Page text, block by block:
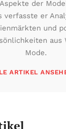
der
verfasste er
und
aus
Mode.
ARTIKEL